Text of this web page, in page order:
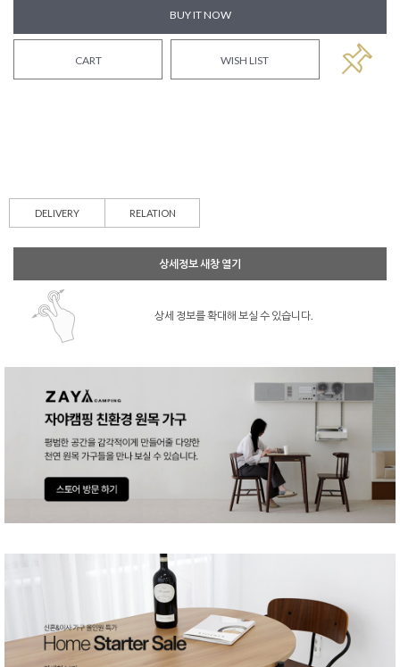
BUY IT NOW
CART WISH LIST
DELIVERY RELATION
상세정보 새창 열기
상세 정보를 확대해 보실 수 있습니다.